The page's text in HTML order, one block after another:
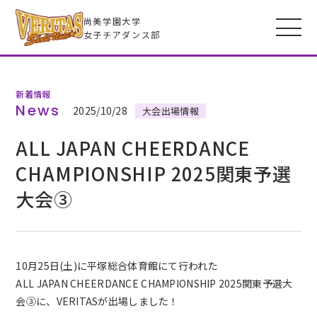
尚美学園大学
女子チアダンス部
VERITASとは
メンバー
フォトギャラリー
高校生のみなさんへ
新着情報
News 2025/10/28 大会出場情報
ALL JAPAN CHEERDANCE
CHAMPIONSHIP 2025関東予選
大会③
10月25日(土)に平塚総合体育館にて行われた
ALL JAPAN CHEERDANCE CHAMPIONSHIP 2025関東予選大
会③に、VERITASが出場しました！